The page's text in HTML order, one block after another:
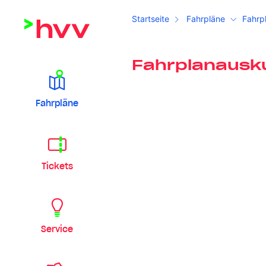
Startseite Fahrpläne
Fahrpläne
Tickets
Service